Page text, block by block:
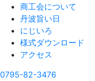
商工会について
丹波旨い日
にじいろ
様式ダウンロード
アクセス
0795-82-3476